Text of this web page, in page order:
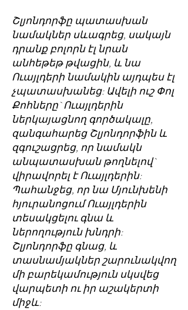
Շլյոնդորֆը պատասխան
նամակներ սևագրեց, սակայն
դրանք բոլորն էլ նրան
անհեթեթ թվացին, և նա
Ուայլդերի նամակին այդպես էլ
չպատասխանեց: Ավելի ուշ Փոլ
Քոհները` Ուայլդերին
ներկայացնող գործակալը,
զանգահարեց Շլյոնդորֆին և
զգուշացրեց, որ նամակն
անպատասխան թողնելով`
վիրավորել է Ուայլդերին:
Պահանջեց, որ նա Մյունխենի
հյուրանոցում Ուայլդերին
տեսակցելու գնա և
ներողություն խնդրի:
Շլյոնդորֆը գնաց, և
տասնամյակներ շարունակվող
մի բարեկամություն սկսվեց
վարպետի ու իր աշակերտի
միջև: